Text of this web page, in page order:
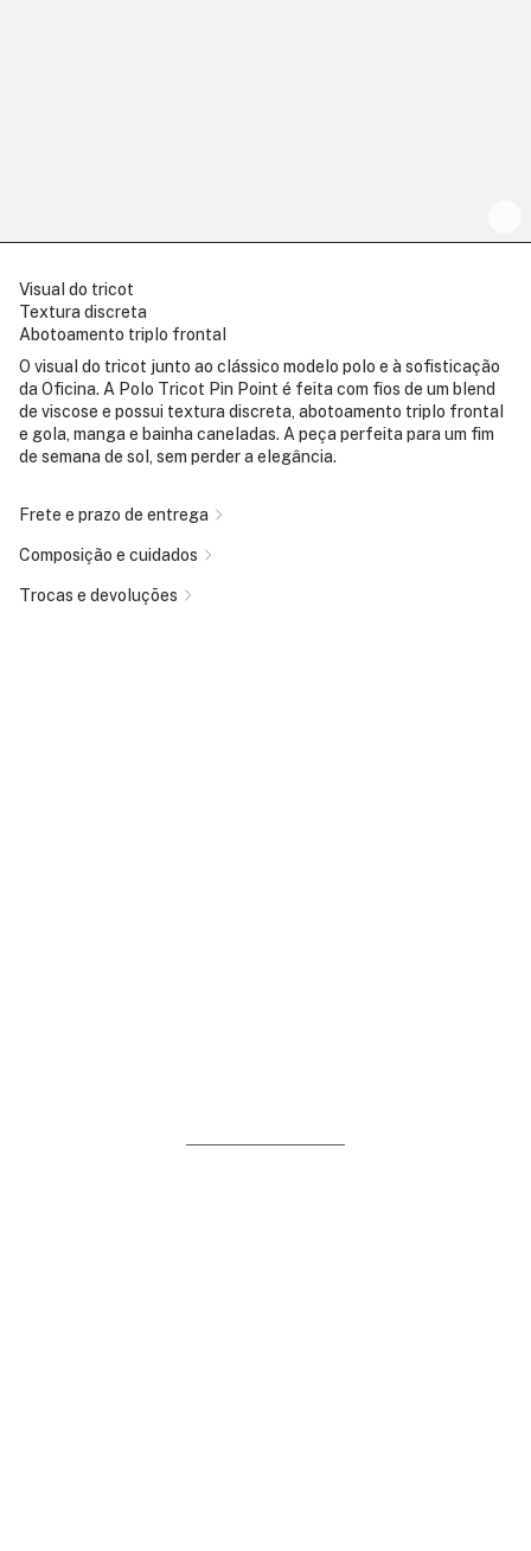
Visual do tricot
Textura discreta
Abotoamento triplo frontal
O visual do tricot junto ao clássico modelo polo e à sofisticação
da Oficina. A Polo Tricot Pin Point é feita com fios de um blend
de viscose e possui textura discreta, abotoamento triplo frontal
e gola, manga e bainha caneladas. A peça perfeita para um fim
de semana de sol, sem perder a elegância.
Frete e prazo de entrega
Composição e cuidados
Trocas e devoluções